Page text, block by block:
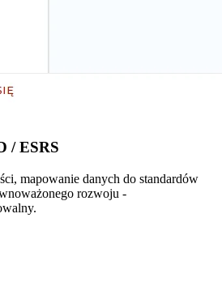
/ ESRS
mapowanie danych do standardów
rozwoju -